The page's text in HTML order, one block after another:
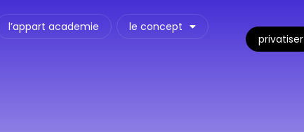
l’appart academie
le concept
privatiser